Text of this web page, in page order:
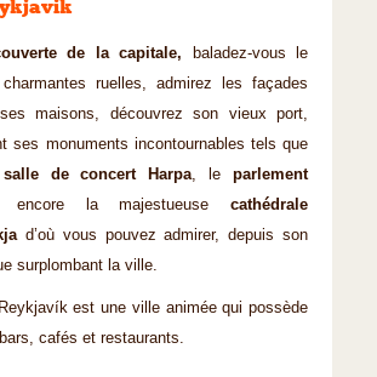
de la capitale, baladez-vous le
ruelles, admirez les façades
maisons, découvrez son vieux port,
ses monuments incontournables tels que
de concert Harpa, leparlement
la majestueuse cathédrale
d’où vous pouvez admirer, depuis son
surplombant la ville.
est une ville animée qui possède
cafés et restaurants.